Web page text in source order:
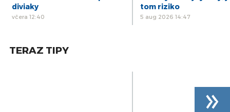
diviaky
včera 12:40
tom riziko
5 aug 2026 14:47
TERAZ TIPY
»